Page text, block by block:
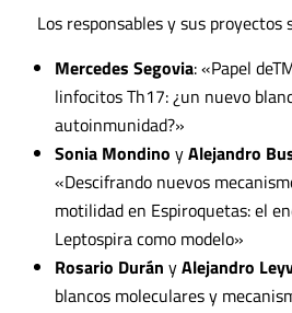
Los responsables y sus proyectos
Mercedes Segovia: «Papel
linfocitos Th17: ¿un nuevo
autoinmunidad?»
Sonia Mondino yAlejandro
«Descifrando nuevos
motilidad en Espiroquetas: el
Leptospira como modelo»
Rosario Durán yAlejandro
blancos moleculares y